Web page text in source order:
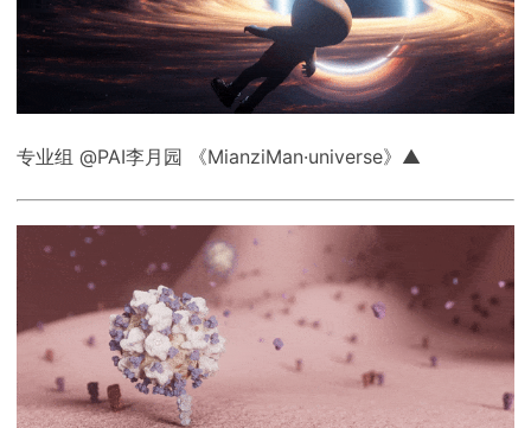
专业组 @PAI李月园 《MianziMan·universe》▲